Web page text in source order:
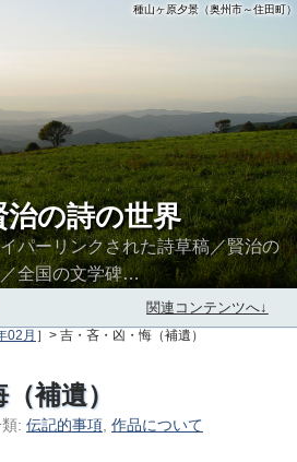
種山ヶ原夕景（奥州市～住田町）
治の詩の世界
パーリンクされた詩草稿／賢治の
全国の文学碑…
関連コンテンツへ↓
02月 ］> 吉・吝・凶・悔（補遺）
補遺）
: 伝記的事項 作品について